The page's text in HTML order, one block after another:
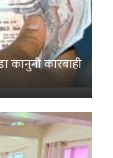
कारबाही